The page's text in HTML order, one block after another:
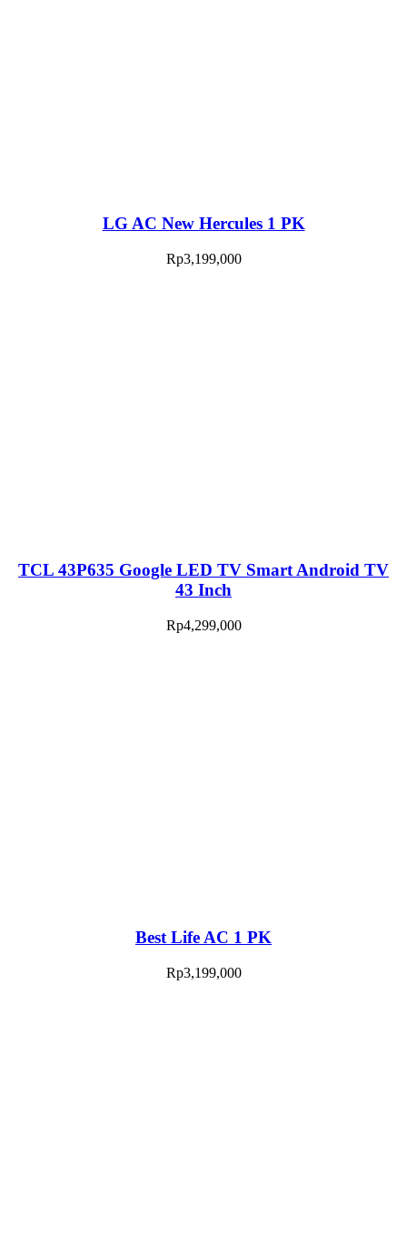
LG AC New Hercules 1 PK
Rp3,199,000
TCL 43P635 Google LED TV Smart Android TV
43 Inch
Rp4,299,000
Best Life AC 1 PK
Rp3,199,000